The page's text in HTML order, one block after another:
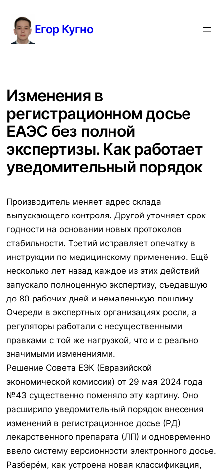
содержимому
Егор Кугно
Изменения в
регистрационном досье
ЕАЭС без полной
экспертизы. Как работает
уведомительный порядок
Производитель меняет адрес склада
выпускающего контроля. Другой уточняет срок
годности на основании новых протоколов
стабильности. Третий исправляет опечатку в
инструкции по медицинскому применению. Ещё
несколько лет назад каждое из этих действий
запускало полноценную экспертизу, съедавшую
до 80 рабочих дней и немаленькую пошлину.
Очереди в экспертных организациях росли, а
регуляторы работали с несущественными
правками с той же нагрузкой, что и с реально
значимыми изменениями.
Решение Совета ЕЭК (Евразийской
экономической комиссии) от 29 мая 2024 года
№43 существенно поменяло эту картину. Оно
расширило уведомительный порядок внесения
изменений в регистрационное досье (РД)
лекарственного препарата (ЛП) и одновременно
ввело систему версионности электронного досье.
Разберём, как устроена новая классификация,